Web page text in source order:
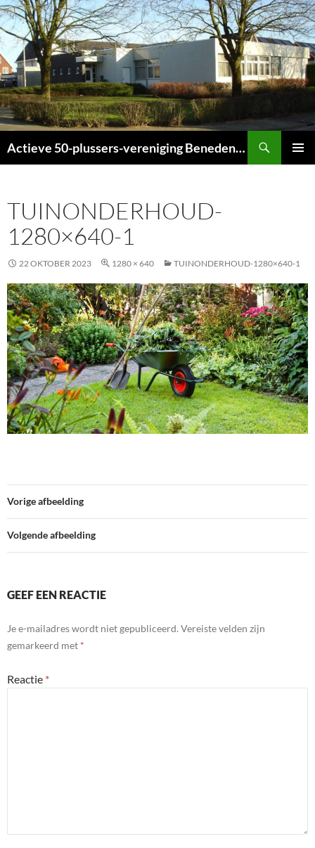
Ga
naar
de
inhoud
Actieve 50-plussers-vereniging Beneden-Leeuwen
TUINONDERHOUD-
1280×640-1
22 OKTOBER 2023 1280 × 640 TUINONDERHOUD-1280×640-1
Vorige afbeelding
Volgende afbeelding
GEEF EEN REACTIE
Je e-mailadres wordt niet gepubliceerd. Vereiste velden zijn
gemarkeerd met *
Reactie *